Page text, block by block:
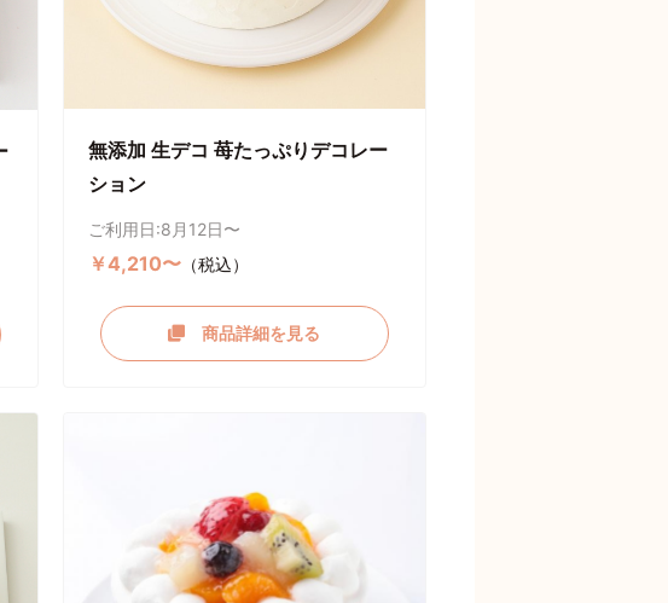
無添加 生デコ 苺たっぷりデコレー
ション
ご利用日:8月12日〜
￥4,210〜（税込）
商品詳細を見る